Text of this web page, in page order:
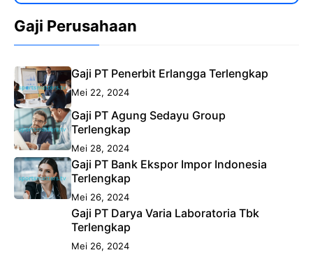
Gaji Perusahaan
Gaji PT Penerbit Erlangga Terlengkap
Mei 22, 2024
Gaji PT Agung Sedayu Group
Terlengkap
Mei 28, 2024
Gaji PT Bank Ekspor Impor Indonesia
Terlengkap
Mei 26, 2024
Gaji PT Darya Varia Laboratoria Tbk
Terlengkap
Mei 26, 2024